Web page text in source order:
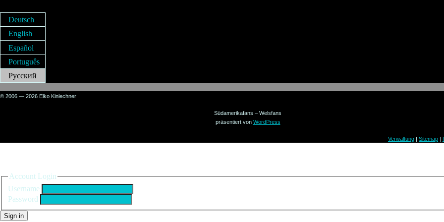
Deutsch
English
Español
Português
Русский
© 2006 — 2026 Elko Kinlechner
Südamerikafans – Welsfans
präsentiert von WordPress
Verwaltung | Sitemap |
Account Login
Username
Password
Sign in